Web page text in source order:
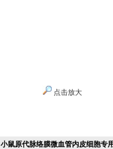
点击放大
小鼠原代脉络膜微血管内皮细胞专